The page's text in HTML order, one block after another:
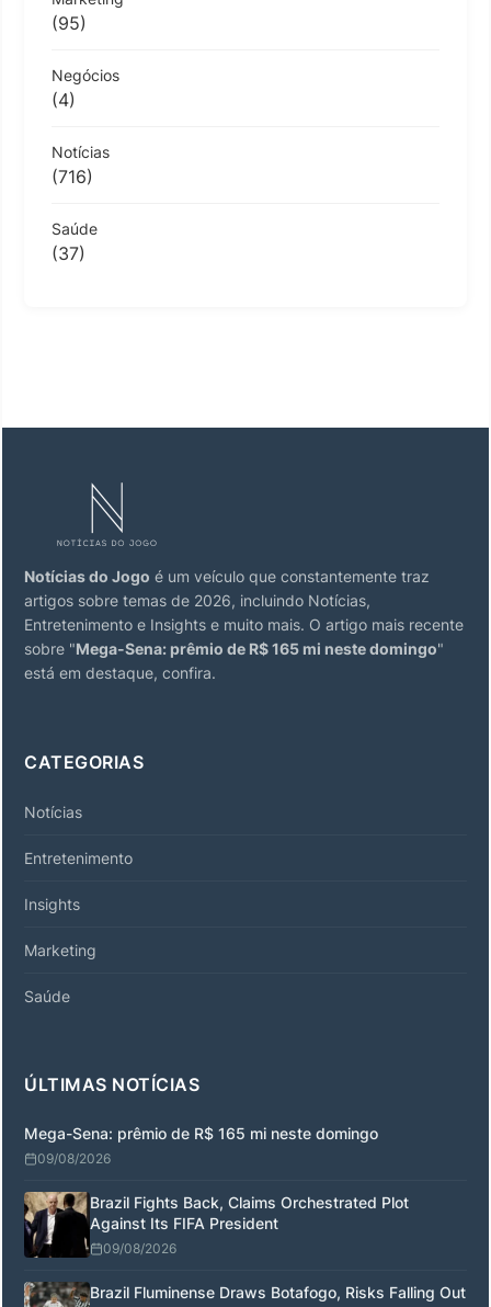
(95)
Negócios
(4)
Notícias
(716)
Saúde
(37)
Notícias do Jogo é um veículo que constantemente traz
artigos sobre temas de 2026, incluindo Notícias,
Entretenimento e Insights e muito mais. O artigo mais recente
sobre "Mega-Sena: prêmio de R$ 165 mi neste domingo"
está em destaque, confira.
CATEGORIAS
Notícias
Entretenimento
Insights
Marketing
Saúde
ÚLTIMAS NOTÍCIAS
Mega-Sena: prêmio de R$ 165 mi neste domingo
09/08/2026
Brazil Fights Back, Claims Orchestrated Plot
Against Its FIFA President
09/08/2026
Brazil Fluminense Draws Botafogo, Risks Falling Out